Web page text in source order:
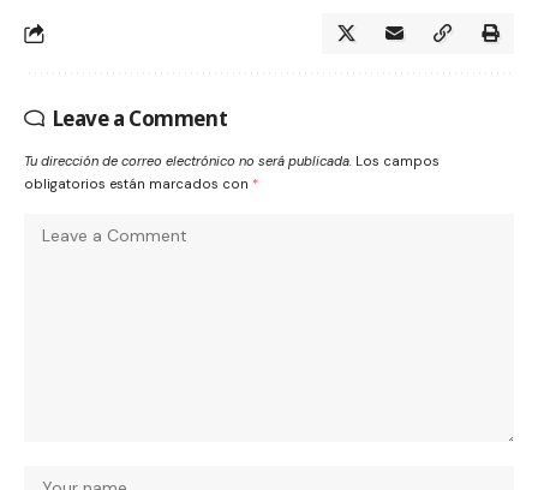
Leave a Comment
Tu dirección de correo electrónico no será publicada. Los campos
obligatorios están marcados con *